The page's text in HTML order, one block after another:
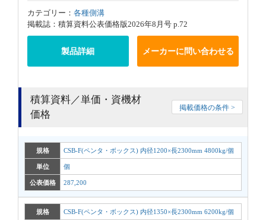
カテゴリー： 各種側溝
掲載誌：積算資料公表価格版2026年8月号 p.72
製品詳細 メーカーに問い合わせる
積算資料／単価・資機材
価格
掲載価格の条件 >
規格 CSB-F(ペンタ・ボックス) 内径1200×長2300mm 4800kg/個
単位 個
公表価格 287,200
規格 CSB-F(ペンタ・ボックス) 内径1350×長2300mm 6200kg/個